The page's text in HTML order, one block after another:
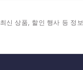
최신 상품, 할인 행사 등 정